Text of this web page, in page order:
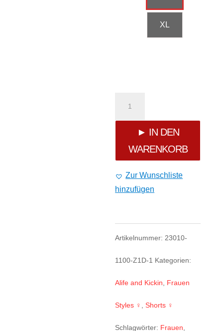
XL
Alife
Kickin
Sweat-
Jacke
Shorts
beige
Menge
► IN DEN
WARENKORB
Zur Wunschliste
hinzufügen
Artikelnummer: 23010-
1100-Z1D-1 Kategorien:
Alife and Kickin Frauen
Styles ♀ ,Shorts ♀
Schlagwörter: Frauen